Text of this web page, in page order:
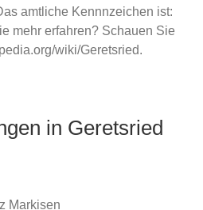
amtliche Kennnzeichen ist:
mehr erfahren? Schauen Sie
wiki/Geretsried.
in Geretsried
Markisen